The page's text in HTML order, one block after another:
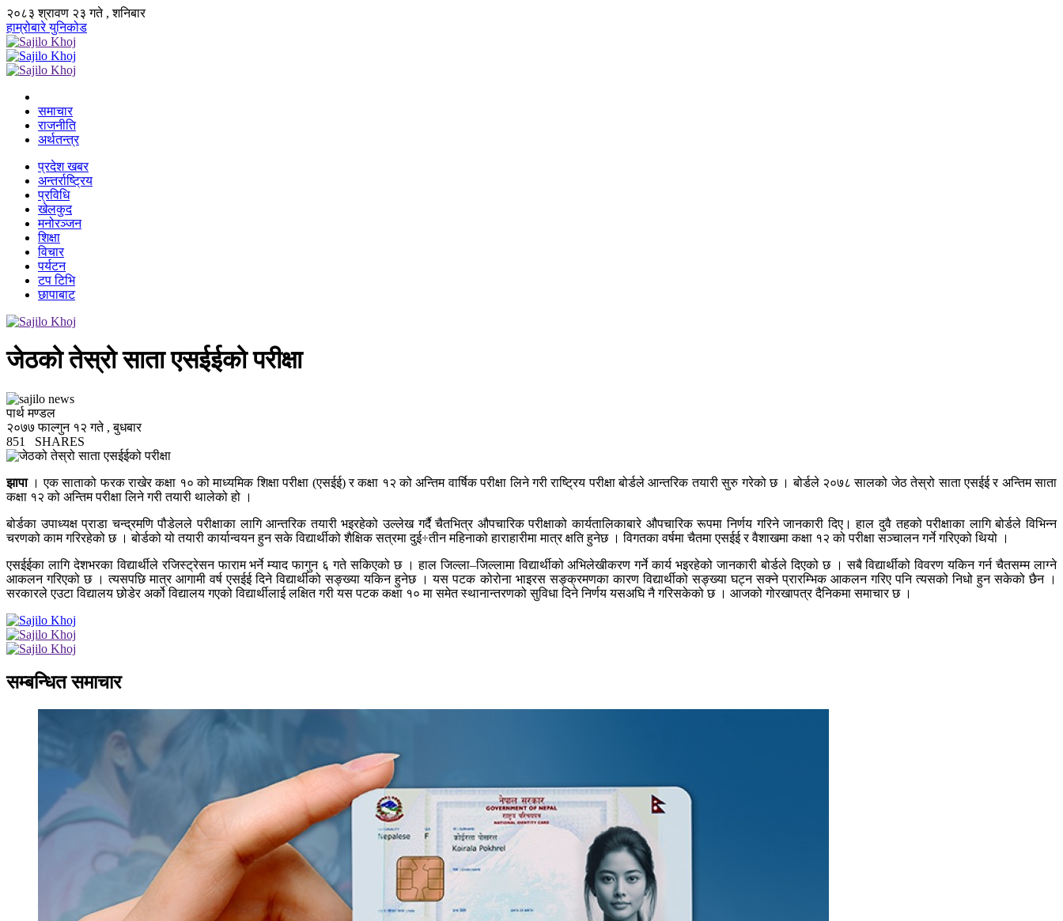
२०८३ श्रावण २३ गते , शनिबार
हाम्रोबारेयुनिकोड
समाचार
राजनीति
अर्थतन्त्र
प्रदेश खबर
अन्तर्राष्ट्रिय
प्रविधि
खेलकुद
मनोरञ्जन
शिक्षा
विचार
पर्यटन
टप टिभि
छापाबाट
जेठको तेस्रो साता एसईईको परीक्षा
पार्थ मण्डल
२०७७ फाल्गुन १२ गते , बुधबार
851
SHARES
झापा। एक साताको फरक राखेर कक्षा १० को माध्यमिक शिक्षा परीक्षा (एसईई) र कक्षा १२ को अन्तिम वार्षिक परीक्षा लिने गरी राष्ट्रिय परीक्षा बोर्डले आन्तरिक तयारी सुरु गरेको छ । बोर्डले २०७८ सालको जेठ तेस्रो साता एसईई र अन्तिम साता
कक्षा १२ को अन्तिम परीक्षा लिने गरी तयारी थालेको हो ।
बोर्डका उपाध्यक्ष प्राडा चन्द्रमणि पौडेलले परीक्षाका लागि आन्तरिक तयारी भइरहेको उल्लेख गर्दै चैतभित्र औपचारिक परीक्षाको कार्यतालिकाबारे औपचारिक रूपमा निर्णय गरिने जानकारी दिए। हाल दुवै तहको परीक्षाका लागि बोर्डले विभिन्न
चरणको काम गरिरहेको छ । बोर्डको यो तयारी कार्यान्वयन हुन सके विद्यार्थीको शैक्षिक सत्रमा दुई÷तीन महिनाको हाराहारीमा मात्र क्षति हुनेछ । विगतका वर्षमा चैतमा एसईई र वैशाखमा कक्षा १२ को परीक्षा सञ्चालन गर्ने गरिएको थियो ।
एसईईका लागि देशभरका विद्यार्थीले रजिस्ट्रेसन फाराम भर्ने म्याद फागुन ६ गते सकिएको छ । हाल जिल्ला–जिल्लामा विद्यार्थीको अभिलेखीकरण गर्ने कार्य भइरहेको जानकारी बोर्डले दिएको छ । सबै विद्यार्थीको विवरण यकिन गर्न चैतसम्म लाग्ने
आकलन गरिएको छ । त्यसपछि मात्र आगामी वर्ष एसईई दिने विद्यार्थीको सङ्ख्या यकिन हुनेछ । यस पटक कोरोना भाइरस सङ्क्रमणका कारण विद्यार्थीको सङ्ख्या घट्न सक्ने प्रारम्भिक आकलन गरिए पनि त्यसको निधो हुन सकेको छैन ।
सरकारले एउटा विद्यालय छोडेर अर्को विद्यालय गएको विद्यार्थीलाई लक्षित गरी यस पटक कक्षा १० मा समेत स्थानान्तरणको सुविधा दिने निर्णय यसअघि नै गरिसकेको छ । आजको गोरखापत्र दैनिकमा समाचार छ ।
सम्बन्धित समाचार